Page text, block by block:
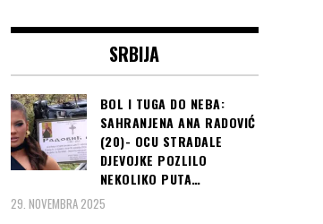
ZAGREB: Kontraverzni
Marko Tompson opet
podijelio Hrvatsku?
Argentinu s 3:0 i plasirali
se u osminu finala
Svjetskog prvenstva u
Rusiji
SRBIJA
BOL I TUGA DO NEBA:
SAHRANJENA ANA RADOVIĆ
(20)- OCU STRADALE
DJEVOJKE POZLILO
NEKOLIKO PUTA…
29. NOVEMBRA 2025